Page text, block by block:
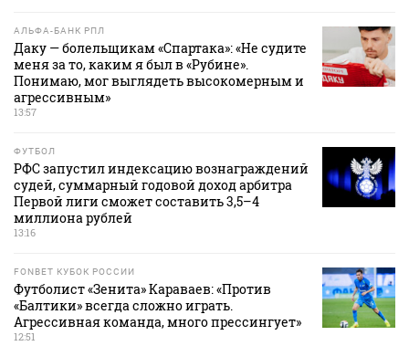
АЛЬФА-БАНК РПЛ
Даку — болельщикам «Спартака»: «Не судите
меня за то, каким я был в «Рубине».
Понимаю, мог выглядеть высокомерным и
агрессивным»
13:57
ФУТБОЛ
РФС запустил индексацию вознаграждений
судей, суммарный годовой доход арбитра
Первой лиги сможет составить 3,5–4
миллиона рублей
13:16
FONBET КУБОК РОССИИ
Футболист «Зенита» Караваев: «Против
«Балтики» всегда сложно играть.
Агрессивная команда, много прессингует»
12:51